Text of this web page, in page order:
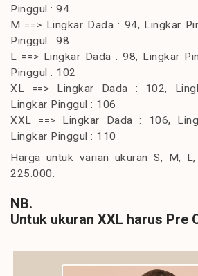
Pinggul : 94
M ==> Lingkar Dada : 94, Lingkar
Pinggul : 98
L ==> Lingkar Dada : 98, Lingkar
Pinggul : 102
XL ==> Lingkar Dada : 102,
Lingkar Pinggul : 106
XXL ==> Lingkar Dada : 106,
Lingkar Pinggul : 110
Harga untuk varian ukuran S, M,
225.000.
NB.
Untuk ukuran XXL harus Pre